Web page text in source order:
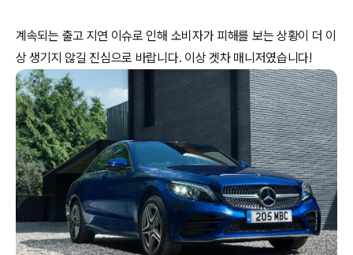
계속되는 출고 지연 이슈로 인해 소비자가 피해를 보는 상황이 더 이
상 생기지 않길 진심으로 바랍니다. 이상 겟차 매니저였습니다!